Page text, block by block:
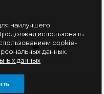
наилучшего
использовать
cookie-
данных.
данных